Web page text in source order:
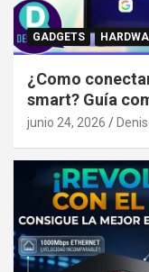
GADGETS
¿Como
smart? Guía
junio 24, 2026 Denis